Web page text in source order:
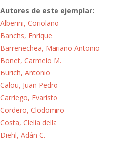
Autores de este ejemplar:
Alberini, Coriolano
Banchs, Enrique
Barrenechea, Mariano Antonio
Bonet, Carmelo M.
Burich, Antonio
Calou, Juan Pedro
Carriego, Evaristo
Cordero, Clodomiro
Costa, Clelia della
Diehl, Adán C.